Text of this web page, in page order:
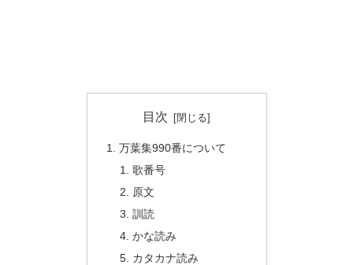
目次
万葉集990番について
歌番号
原文
訓読
かな読み
カタカナ読み